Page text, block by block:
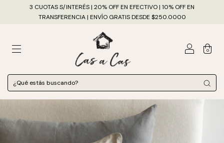
3 CUOTAS S/INTERÉS | 20% OFF EN EFECTIVO | 10% OFF EN
TRANSFERENCIA | ENVÍO GRATIS DESDE $250.0000
0